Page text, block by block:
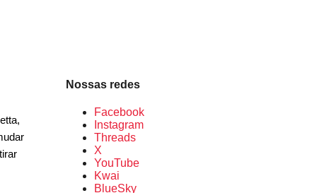
Nossas redes
Facebook
Instagram
Threads
X
YouTube
Kwai
BlueSky